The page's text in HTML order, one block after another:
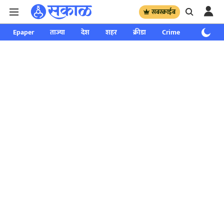
सबस्क्राईब
Epaper ताज्या देश शहर क्रीडा Crime साप्ताहिक